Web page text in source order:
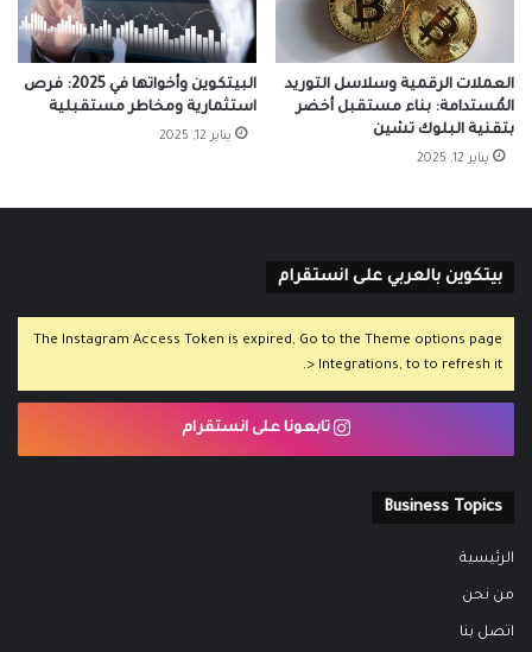
البيتكوين وأخواتها في 2025: فرص
استثمارية ومخاطر مستقبلية
يناير 12, 2025
العملات الرقمية وسلاسل التوريد
المُستدامة: بناء مستقبل أخضر
بتقنية البلوك تشين
يناير 12, 2025
بيتكوين بالعربي على انستقرام
The Instagram Access Token is expired, Go to the Theme options page
> Integrations, to to refresh it.
تابعونا على انستقرام
Business Topics
الرئيسية
من نحن
اتصل بنا